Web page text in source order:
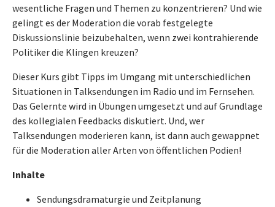
wesentliche Fragen und Themen zu konzentrieren? Und wie
gelingt es der Moderation die vorab festgelegte
Diskussionslinie beizubehalten, wenn zwei kontrahierende
Politiker die Klingen kreuzen?
Dieser Kurs gibt Tipps im Umgang mit unterschiedlichen
Situationen in Talksendungen im Radio und im Fernsehen.
Das Gelernte wird in Übungen umgesetzt und auf Grundlage
des kollegialen Feedbacks diskutiert. Und, wer
Talksendungen moderieren kann, ist dann auch gewappnet
für die Moderation aller Arten von öffentlichen Podien!
Inhalte
Sendungsdramaturgie und Zeitplanung